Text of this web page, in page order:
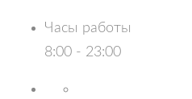
Часы работы
8:00 - 23:00